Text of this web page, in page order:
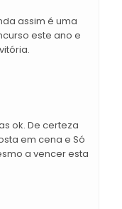
assim é uma
este ano e
ok. De certeza
em cena e Só
a vencer esta